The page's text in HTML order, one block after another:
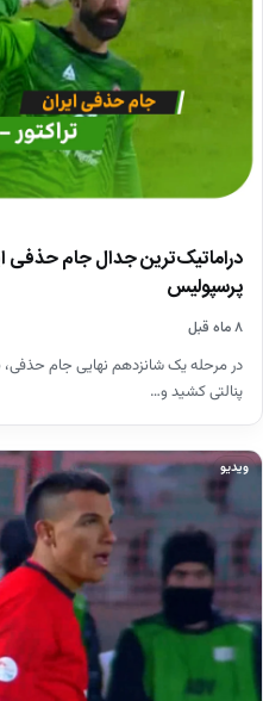
دراماتیک‌ترین جدال جام حذفی
پرسپولیس
۸ ماه قبل
پنالتی کشید و…
ویدیو